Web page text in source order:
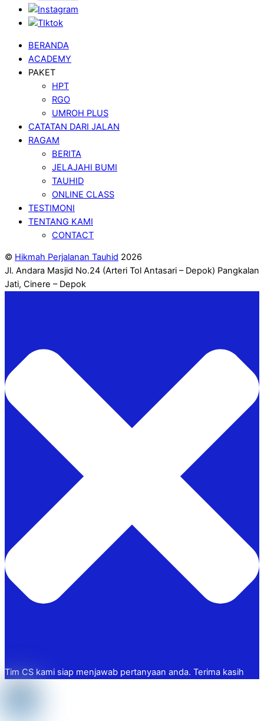
BERANDA
ACADEMY
PAKET
HPT
RGO
UMROH PLUS
CATATAN DARI JALAN
RAGAM
BERITA
JELAJAHI BUMI
TAUHID
ONLINE CLASS
TESTIMONI
TENTANG KAMI
CONTACT
© Hikmah Perjalanan Tauhid 2026
Jl. Andara Masjid No.24 (Arteri Tol Antasari – Depok) Pangkalan
Jati, Cinere – Depok
Tim CS kami siap menjawab pertanyaan anda. Terima kasih